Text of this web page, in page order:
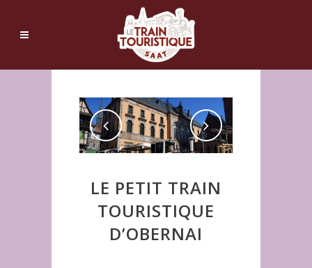
LE PETIT TRAIN
TOURISTIQUE
D’OBERNAI